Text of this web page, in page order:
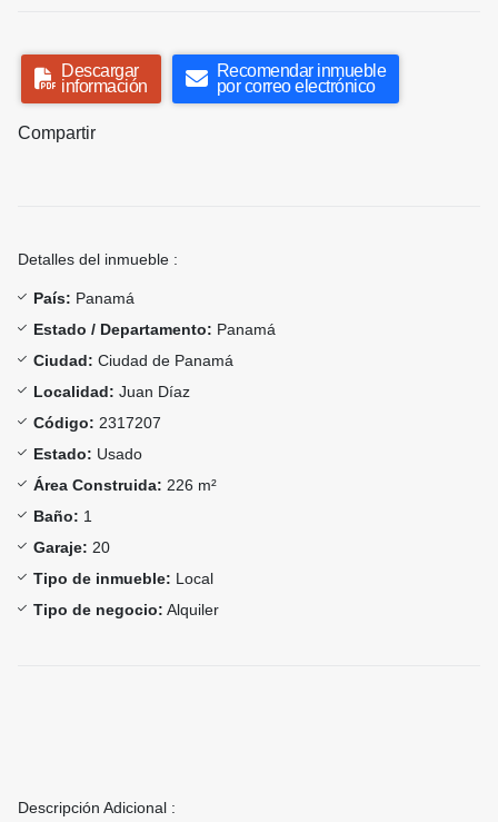
Descargar
información
Recomendar inmueble
por correo electrónico
Compartir
Detalles del inmueble :
País: Panamá
Estado / Departamento: Panamá
Ciudad: Ciudad de Panamá
Localidad: Juan Díaz
Código: 2317207
Estado: Usado
Área Construida: 226 m²
Baño: 1
Garaje: 20
Tipo de inmueble: Local
Tipo de negocio: Alquiler
Descripción Adicional :